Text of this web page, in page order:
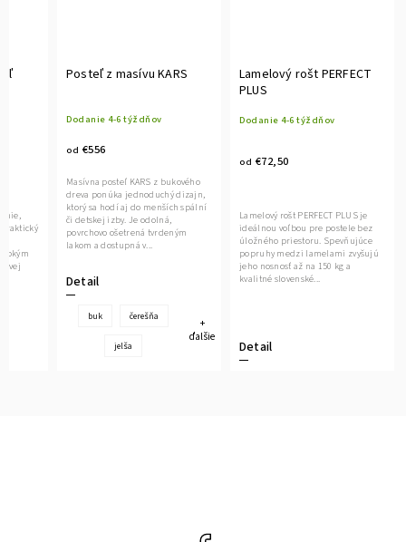
Posteľ z masívu KARS
Dodanie 4-6 týždňov
od €556
Detail
Masívna posteľ KARS z bukového
dreva ponúka jednoduchý dizajn,
ktorý sa hodí aj do menších spální
či detskej izby. Je odolná,
povrchovo ošetrená tvrdeným
lakom a dostupná v...
buk čerešňa
jelša
+
ďalšie
Lamelový rošt PERFECT
PLUS
Dodanie 4-6 týždňov
od €72,50
Detail
Lamelový rošt PERFECT PLUS je
ideálnou voľbou pre postele bez
úložného priestoru. Spevňujúce
popruhy medzi lamelami zvyšujú
jeho nosnosť až na 150 kg a
kvalitné slovenské...